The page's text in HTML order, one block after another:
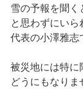
雪の予報を聞く
と思わずにいら
代表の小澤雅志
被災地には特に
どうにもなりま